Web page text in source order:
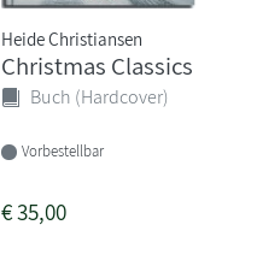
Heide Christiansen
Christmas Classics
Buch (Hardcover)
Vorbestellbar
€35,00